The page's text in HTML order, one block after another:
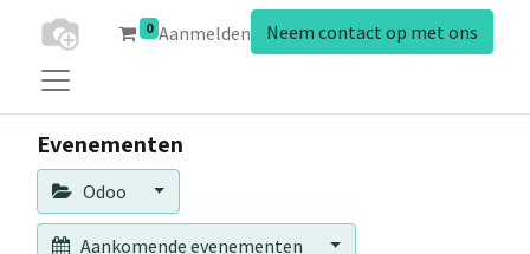
0 Aanmelden Neem contact op met ons
Evenementen
Odoo
Aankomende evenementen